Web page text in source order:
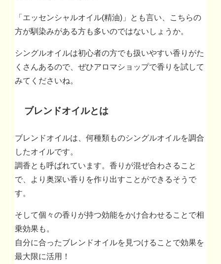
「エッセンシャルオイル(精油)」とも言い、こちらの
方が馴染みがある方も多いのではないしょうか。
シングルオイルは初心者の方でも扱いやすい香りがた
くさんあるので、ぜひアロマショップで香りを試して
みてくださいね。
ブレンドオイルとは
ブレンドオイルは、何種類ものシングルオイルを調合
したオイルです。
調香とも呼ばれています。香りが混ぜ合わさること
で、より奥深い香りを作り出すことができるそうで
す。
そして個々の香りが持つ効能をかけ合わせることで相
乗効果も。
自分に合ったブレンドオイルを見つけることで効果を
最大限に活用！